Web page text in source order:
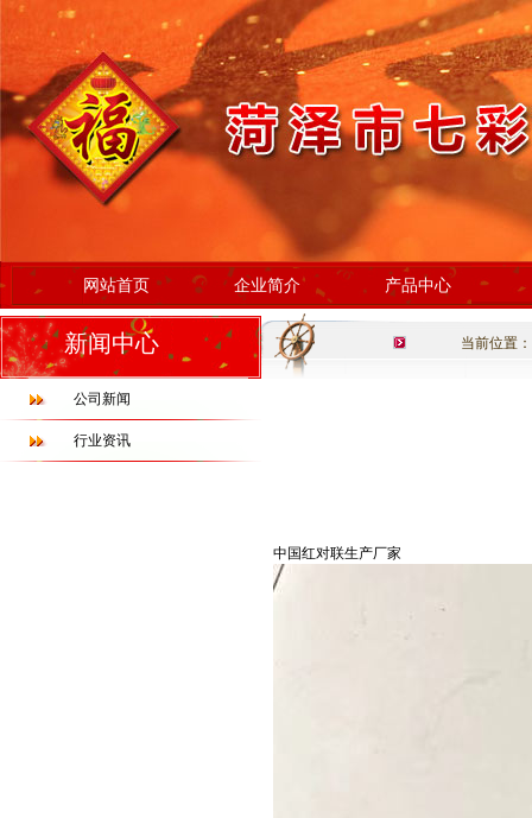
网站首页 企业简介 产品中心
新闻中心
公司新闻
行业资讯
当前位置：
中国红对联生产厂家